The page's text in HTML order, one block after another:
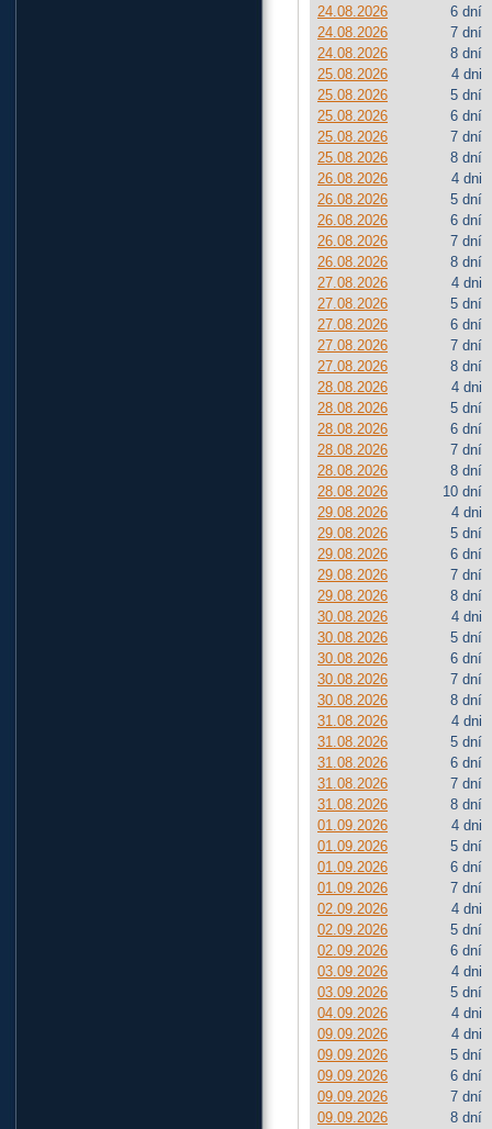
24.08.2026
6 dní
24.08.2026
7 dní
24.08.2026
8 dní
25.08.2026
4 dni
25.08.2026
5 dní
25.08.2026
6 dní
25.08.2026
7 dní
25.08.2026
8 dní
26.08.2026
4 dni
26.08.2026
5 dní
26.08.2026
6 dní
26.08.2026
7 dní
26.08.2026
8 dní
27.08.2026
4 dni
27.08.2026
5 dní
27.08.2026
6 dní
27.08.2026
7 dní
27.08.2026
8 dní
28.08.2026
4 dni
28.08.2026
5 dní
28.08.2026
6 dní
28.08.2026
7 dní
28.08.2026
8 dní
28.08.2026
10 dní
29.08.2026
4 dni
29.08.2026
5 dní
29.08.2026
6 dní
29.08.2026
7 dní
29.08.2026
8 dní
30.08.2026
4 dni
30.08.2026
5 dní
30.08.2026
6 dní
30.08.2026
7 dní
30.08.2026
8 dní
31.08.2026
4 dni
31.08.2026
5 dní
31.08.2026
6 dní
31.08.2026
7 dní
31.08.2026
8 dní
01.09.2026
4 dni
01.09.2026
5 dní
01.09.2026
6 dní
01.09.2026
7 dní
02.09.2026
4 dni
02.09.2026
5 dní
02.09.2026
6 dní
03.09.2026
4 dni
03.09.2026
5 dní
04.09.2026
4 dni
09.09.2026
4 dni
09.09.2026
5 dní
09.09.2026
6 dní
09.09.2026
7 dní
09.09.2026
8 dní